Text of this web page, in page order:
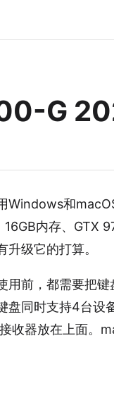
G
Windows和
内存、GTX
级它的打算。
用前，都需要把
盘同时支持4台
收器放在上面。